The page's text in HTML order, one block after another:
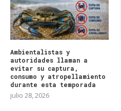
Ambientalistas y
autoridades llaman a
evitar su captura,
consumo y atropellamiento
durante esta temporada
julio 28, 2026